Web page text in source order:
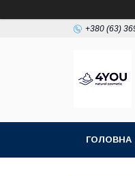
+380 (63)
ГОЛОВНА